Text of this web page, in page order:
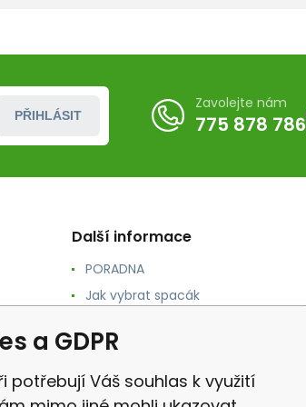
PŘIHLÁSIT
Zavolejte nám
775 878 786
Další informace
PORADNA
Jak vybrat spacák
Jak vybrat karimatku
Reklamace
a GDPR
potřebují Váš souhlas k využití